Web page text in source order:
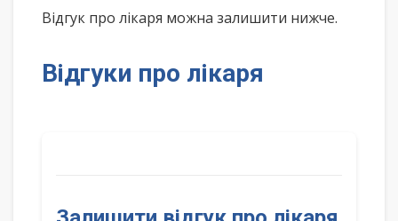
Відгук про лікаря можна залишити нижче.
Відгуки про лікаря